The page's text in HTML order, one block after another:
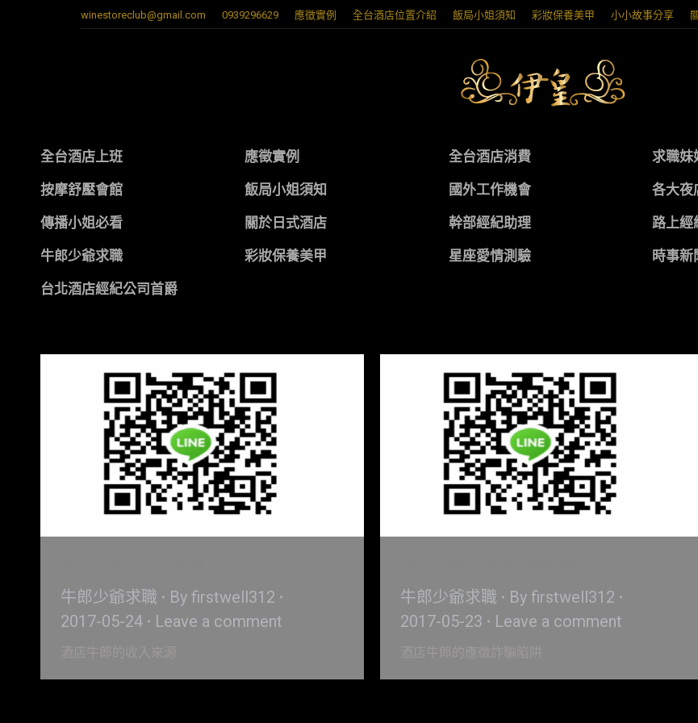
winestoreclub@gmail.com 0939296629 應徵實例 全台酒店位置介紹 飯局小姐須知 彩妝保養美甲 小小故事分享
全台酒店上班 應徵實例 全台酒店消費 求職妹
按摩舒壓會館 飯局小姐須知 國外工作機會 各大夜
傳播小姐必看 關於日式酒店 幹部經紀助理 路上經
牛郎少爺求職 彩妝保養美甲 星座愛情測驗 時事新
台北酒店經紀公司首爵
牛郎少爺求職 By firstwell312
2017-05-24
Leave a comment
酒店牛郎的收入來源
牛郎少爺求職 By firstwell312
2017-05-23
Leave a comment
酒店牛郎的應徵詐騙陷阱